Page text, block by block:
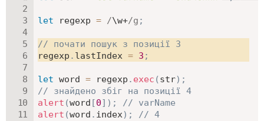
let regexp = /\w+/g ;
// почати пошук з позиції 3
regexp . lastIndex = 3 ;
let word = regexp . exec (str) ;
// знайдено збіг на позиції 4
alert (word [0] ) ;
// varName
alert (word . index) ; // 4